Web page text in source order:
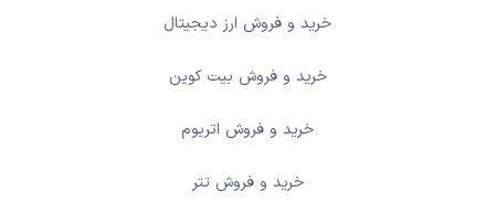
خرید و فروش ارز دیجیتال
خرید و فروش بیت کوین
خرید و فروش اتریوم
خرید و فروش تتر